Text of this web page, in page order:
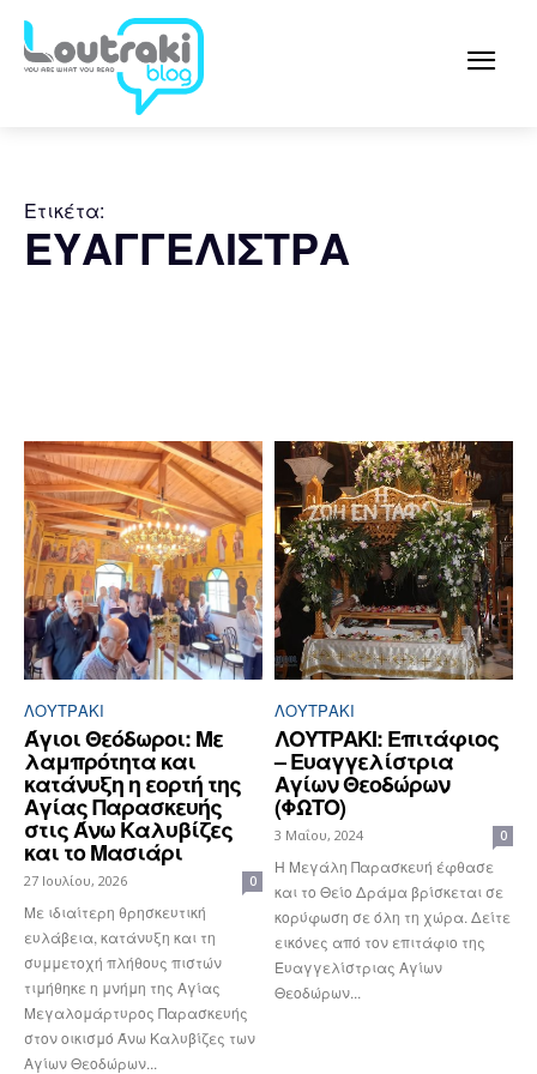
Ετικέτα:
ΕΥΑΓΓΕΛΙΣΤΡΑ
ΛΟΥΤΡΆΚΙ
Άγιοι Θεόδωροι: Με
λαμπρότητα και
κατάνυξη η εορτή της
Αγίας Παρασκευής
στις Άνω Καλυβίζες
και το Μασιάρι
27 Ιουλίου, 2026 0
Με ιδιαίτερη θρησκευτική
ευλάβεια, κατάνυξη και τη
συμμετοχή πλήθους πιστών
τιμήθηκε η μνήμη της Αγίας
Μεγαλομάρτυρος Παρασκευής
στον οικισμό Άνω Καλυβίζες των
Αγίων Θεοδώρων...
ΛΟΥΤΡΆΚΙ
ΛΟΥΤΡΑΚΙ: Επιτάφιος
– Ευαγγελίστρια
Αγίων Θεοδώρων
(ΦΩΤΟ)
3 Μαΐου, 2024 0
Η Μεγάλη Παρασκευή έφθασε
και το Θείο Δράμα βρίσκεται σε
κορύφωση σε όλη τη χώρα. Δείτε
εικόνες από τον επιτάφιο της
Ευαγγελίστριας Αγίων
Θεοδώρων...